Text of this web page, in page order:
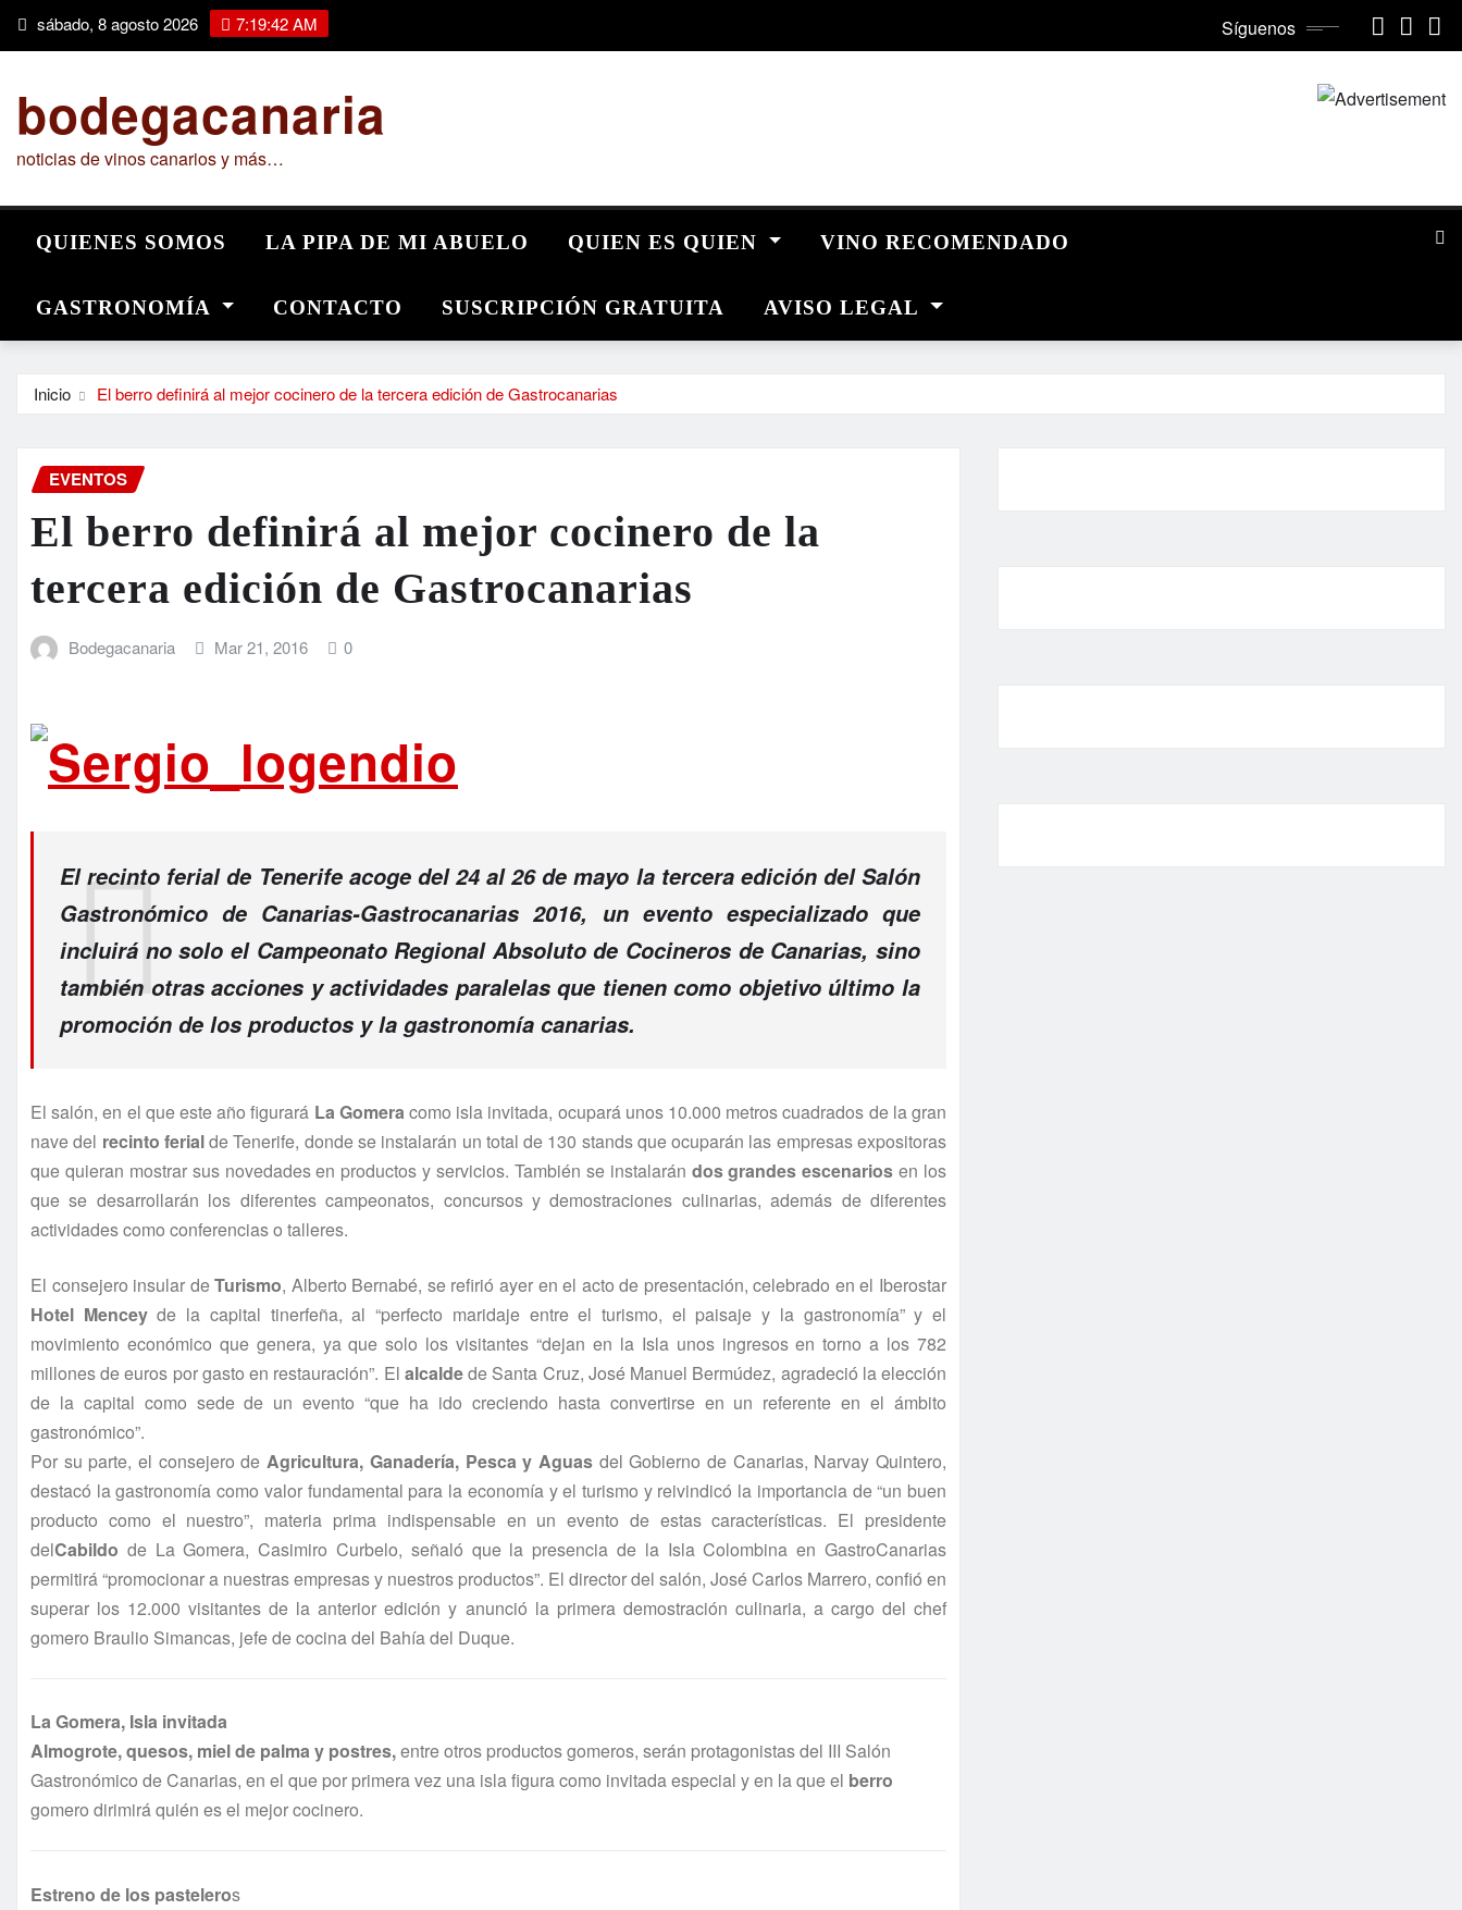
Saltar sábado, 8 agosto 2026 7:19:43 AM Síguenos
bodegacanaria
noticias de vinos canarios y más…
QUIENES SOMOS LA PIPA DE MI ABUELO QUIEN ES QUIEN VINO RECOMENDADO
GASTRONOMÍA CONTACTO SUSCRIPCIÓN GRATUITA AVISO LEGAL
Inicio El berro definirá al mejor cocinero de la tercera edición de Gastrocanarias
EVENTOS
El berro definirá al mejor cocinero de la
tercera edición de Gastrocanarias
Bodegacanaria Mar 21, 2016 0
El recinto ferial de Tenerife acoge del 24 al 26 de mayo la tercera edición del Salón
Gastronómico de Canarias-Gastrocanarias 2016, un evento especializado que
incluirá no solo el Campeonato Regional Absoluto de Cocineros de Canarias, sino
también otras acciones y actividades paralelas que tienen como objetivo último la
promoción de los productos y la gastronomía canarias.
El salón, en el queesteaño figurará La Gomeracomo isla invitada, ocupará unos 10.000 metros cuadrados de la gran
nave del recinto ferialde Tenerife, donde se instalarán un total de 130 stands que ocuparán las empresas expositoras
que quieran mostrar sus novedades en productos y servicios. También se instalarán dos grandes escenarios en los
que se desarrollarán los diferentes campeonatos, concursos y demostraciones culinarias, además de diferentes
actividades como conferencias o talleres.
El consejero insular deTurismo, Alberto Bernabé, se refirió ayer en el acto de presentación, celebrado en el Iberostar
Hotel Menceyde la capital tinerfeña, al “perfecto maridaje entre el turismo, el paisaje y la gastronomía” y el
movimiento económico que genera, ya que solo los visitantes “dejan en la Isla unos ingresos en torno a los 782
millones de euros por gasto en restauración”. El alcaldede Santa Cruz, José Manuel Bermúdez, agradeció la elección
de la capital como sede de un evento “que ha ido creciendo hasta convertirse en un referente en el ámbito
gastronómico”.
Por su parte, el consejero deAgricultura, Ganadería, Pesca y AguasdelGobierno de Canarias, Narvay Quintero,
destacó la gastronomía como valor fundamental para la economía y el turismo y reivindicó la importancia de “un buen
producto como el nuestro”, materia prima indispensable en un evento de estas características. El presidente
delCabildo de La Gomera, Casimiro Curbelo, señaló que la presencia de la Isla Colombina en GastroCanarias
permitirá “promocionar a nuestras empresas y nuestros productos”. El director del salón, José Carlos Marrero, confió en
superar los 12.000 visitantes de la anterior edición y anunció la primera demostración culinaria, a cargo del chef
gomero Braulio Simancas, jefe de cocina del Bahía del Duque.
La Gomera, Isla invitada
Almogrote, quesos, miel de palma y postres,entre otros productos gomeros, serán protagonistas del III Salón
Gastronómico de Canarias, en el que por primera vez una isla figura como invitada especial y en la que el berro
gomero dirimirá quién es el mejor cocinero.
Estreno de los pasteleros